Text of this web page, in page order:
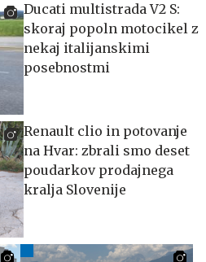
Ducati multistrada V2 S:
skoraj popoln motocikel z
nekaj italijanskimi
posebnostmi
Renault clio in potovanje
na Hvar: zbrali smo deset
poudarkov prodajnega
kralja Slovenije